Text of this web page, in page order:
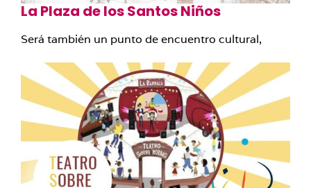
La Plaza de los Santos Niños
Será también un punto de encuentro cultural,